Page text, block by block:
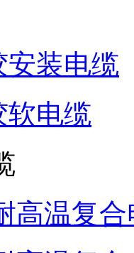
装电缆
软电缆
高温复合